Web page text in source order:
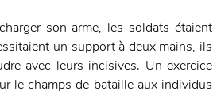
son arme, les soldats étaient
un support à deux mains, ils
avec leurs incisives. Un exercice
le champs de bataille aux individus